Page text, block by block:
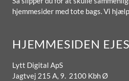
hjemmesider med tote bags. Vi
HJEMMESIDEN
Lytt Digital ApS
Jagtvej 215 A, 9. 2100 Kbh Ø